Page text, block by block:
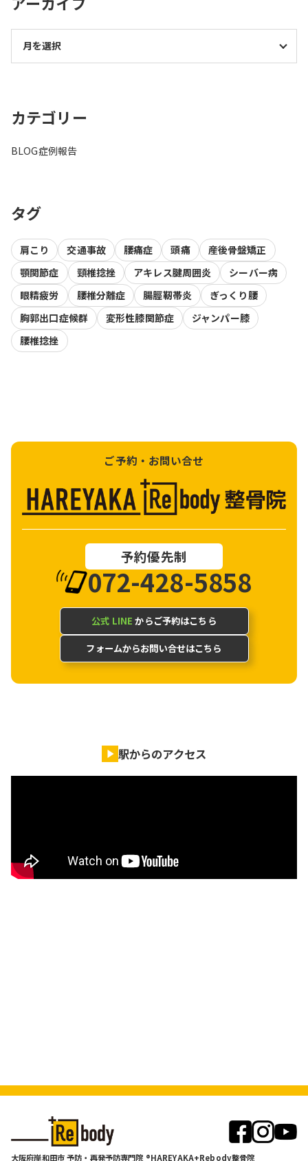
カテゴリー
BLOG症例報告
タグ
肩こり 交通事故 腰痛症 頭痛
産後骨盤矯正
顎関節症
頸椎捻挫 アキレス腱周囲炎
シーバー病
眼精疲労
腰椎分離症 腸脛靭帯炎
ぎっくり腰
胸郭出口症候群
変形性膝関節症
ジャンパー膝
腰椎捻挫
ご予約・お問い合せ
予約優先制
072-428-5858
公式 LINE からご予約はこちら
フォームからお問い合せはこちら
駅からのアクセス
大阪府岸和田市 予防・再発予防専門院 ®HAREYAKA+Rebody整骨院